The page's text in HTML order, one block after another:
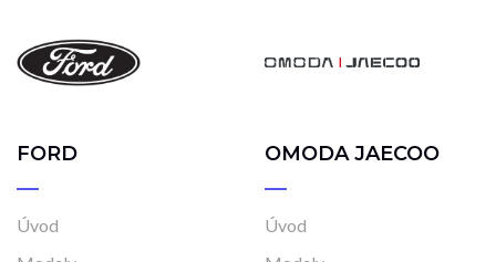
FORD
Úvod
OMODA JAECOO
Úvod